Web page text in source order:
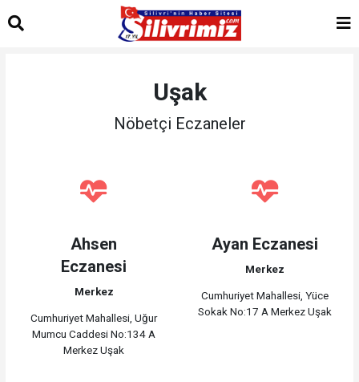
Uşak
Nöbetçi Eczaneler
Ahsen
Eczanesi
Merkez
Cumhuriyet Mahallesi, Uğur
Mumcu Caddesi No:134 A
Merkez Uşak
Ayan Eczanesi
Merkez
Cumhuriyet Mahallesi, Yüce
Sokak No:17 A Merkez Uşak